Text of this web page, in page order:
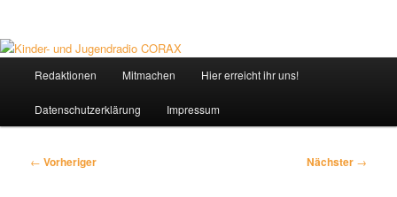
Redaktionen Mitmachen Hier erreicht ihr uns!
Datenschutzerklärung Impressum
Beitragsnavigation
← Vorheriger Nächster →